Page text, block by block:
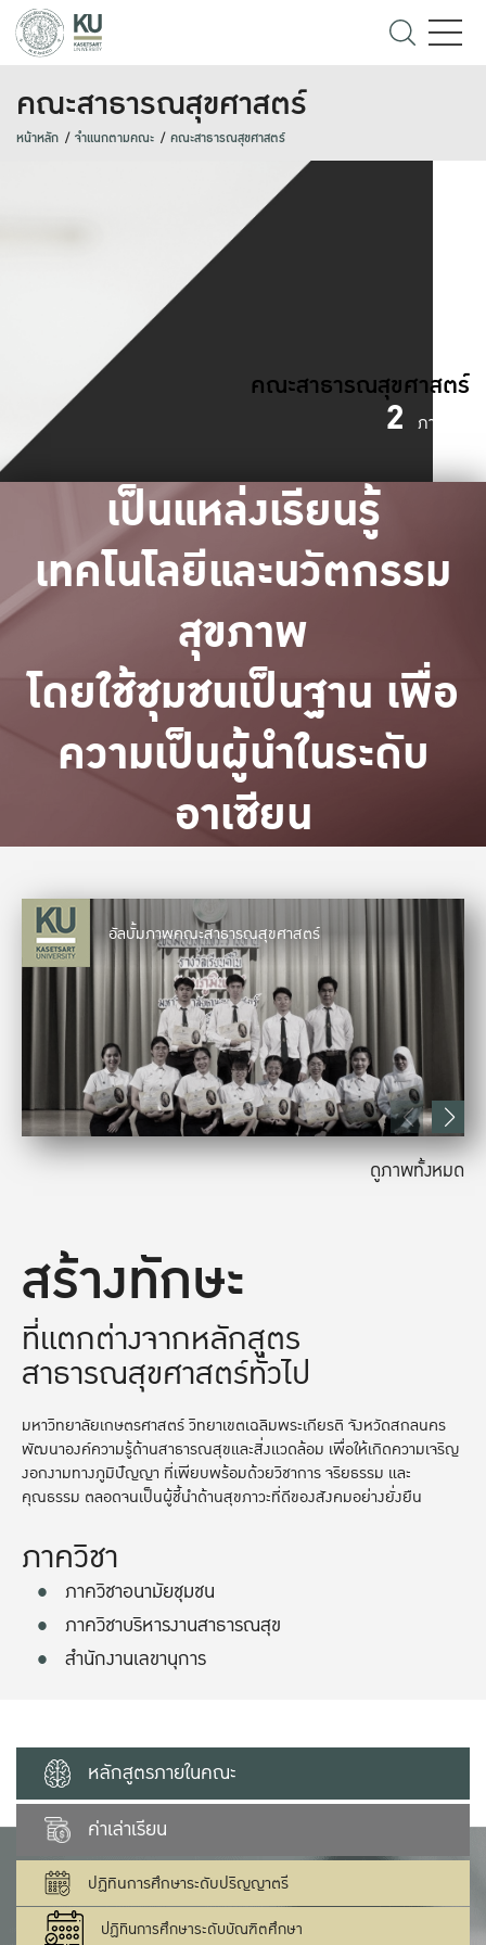
คณะสาธารณสุขศาสตร์
หน้าหลัก จำแนกตามคณะ คณะสาธารณสุขศาสตร์
คณะสาธารณสุขศาสตร์
2 ภาควิชา
เป็นแหล่งเรียนรู้
เทคโนโลยีและนวัตกรรม
สุขภาพ
โดยใช้ชุมชนเป็นฐาน เพื่อ
ความเป็นผู้นำในระดับ
อาเซียน
สร้างทักษะ
ที่แตกต่างจากหลักสูตร
สาธารณสุขศาสตร์ทั่วไป
มหาวิทยาลัยเกษตรศาสตร์ วิทยาเขตเฉลิมพระเกียรติ จังหวัดสกลนคร
พัฒนาองค์ความรู้ด้านสาธารณสุขและสิ่งแวดล้อม เพื่อให้เกิดความเจริญ
งอกงามทางภูมิปัญญา ที่เพียบพร้อมด้วยวิชาการ จริยธรรม และ
คุณธรรม ตลอดจนเป็นผู้ชี้นำด้านสุขภาวะที่ดีของสังคมอย่างยั่งยืน
ภาควิชา
ภาควิชาอนามัยชุมชน
ภาควิชาบริหารงานสาธารณสุข
สำนักงานเลขานุการ
อัลบั้มภาพคณะสาธารณสุขศาสตร์
ดูภาพทั้งหมด
หลักสูตรภายในคณะ
ค่าเล่าเรียน
ปฏิทินการศึกษาระดับปริญญาตรี
ปฏิทินการศึกษาระดับบัณฑิตศึกษา